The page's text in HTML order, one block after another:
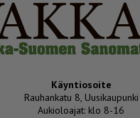
Käyntiosoite
Rauhankatu 8, Uusikaupunki
Aukioloajat: klo 8-16